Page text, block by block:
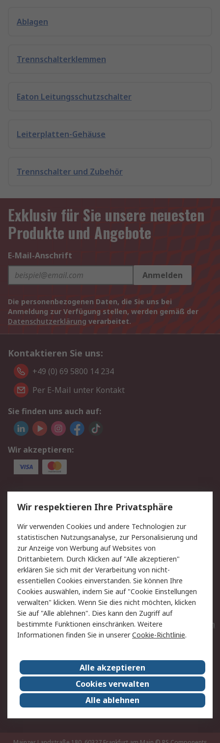
Ablagen
Trennschalterklemmen
Eaton Leitungsschutzschalter
Leiterplatten-Gehäuse
Trennschalter und Zubehör
Exklusiv für Sie unsere neuesten
Produkte und Angebote
E-Mail-Anschrift
Anmelden
Die personenbezogenen Daten, die Sie uns bei
Anmeldung zur Verfügung stellen, werden gemäß der
Datenschutzerklärung verarbeitet.
Kontaktieren Sie uns:
+49 (0) 69 5800 14 234
Per E-Mail unter Kontakt
Sie finden uns auch auf:
Wir akzeptieren:
Service
Value Added Services
Lieferlösungen
Rücksendungen
Kontakt
Hilfe
Privatkunden
Rechtliches
AGB
Datenschutz
Cookie-Richtlinie
Zahlungsbedingungen
Copyright/Impressum
Entsorgung
Elektrogeräte/Batterien
RS weltweit
Karriere bei RS
Nachhaltigkeit
Qualität/Umwelt/ZertifikatePresse-Center
Event-Center
Wir respektieren Ihre Privatsphäre
Wir verwenden Cookies und andere Technologien zur
statistischen Nutzungsanalyse, zur Personalisierung und
zur Anzeige von Werbung auf Websites von
Drittanbietern. Durch Klicken auf "Alle akzeptieren"
erklären Sie sich mit der Verarbeitung von nicht-
essentiellen Cookies einverstanden. Sie können Ihre
Cookies auswählen, indem Sie auf "Cookie Einstellungen
verwalten" klicken. Wenn Sie dies nicht möchten, klicken
Sie auf "Alle ablehnen". Dies kann den Zugriff auf
bestimmte Funktionen einschränken. Weitere
Informationen finden Sie in unsererCookie-Richtlinie.
Alle akzeptieren
Cookies verwalten
Alle ablehnen